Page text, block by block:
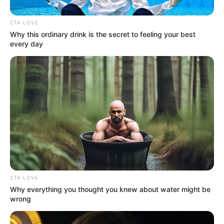
donde tendrán refugio definitivo.
Cortesía - Cornare
Animales Silvestres - 2025 - Agosto - Medellín
Por: Verónica Gómez Perea
Agosto 25, 2025
CTA LOVE
Why this ordinary drink is the secret to feeling your best
every day
CTA LOVE
Why everything you thought you knew about water might be
wrong